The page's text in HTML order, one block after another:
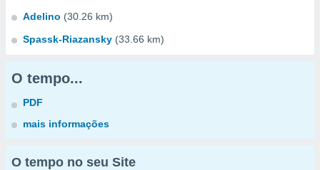
Adelino (30.26 km)
Spassk-Riazansky (33.66 km)
O tempo...
PDF
mais informações
O tempo no seu Site